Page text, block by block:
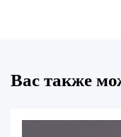
Вас также